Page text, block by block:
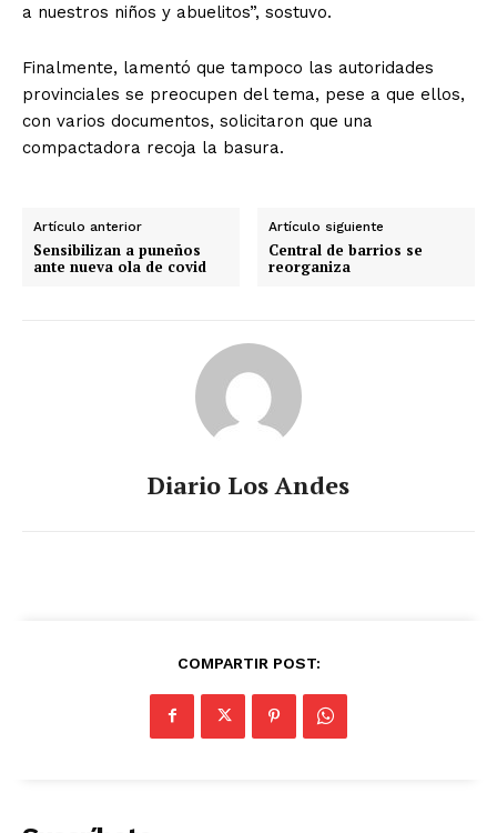
a nuestros niños y abuelitos”, sostuvo.
Finalmente, lamentó que tampoco las autoridades
provinciales se preocupen del tema, pese a que ellos,
con varios documentos, solicitaron que una
compactadora recoja la basura.
Artículo anterior
Sensibilizan a puneños
ante nueva ola de covid
Artículo siguiente
Central de barrios se
reorganiza
Diario Los Andes
COMPARTIR POST: